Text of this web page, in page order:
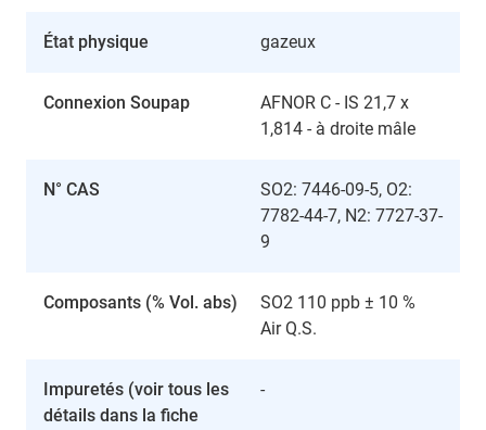
État physique gazeux
Connexion Soupap
AFNOR C - IS 21,7 x
1,814 - à droite mâle
N° CAS
SO2: 7446-09-5, O2:
7782-44-7, N2: 7727-37-
9
Composants (% Vol. abs)
SO2 110 ppb ± 10 %
Air Q.S.
Impuretés (voir tous les
détails dans la fiche
-